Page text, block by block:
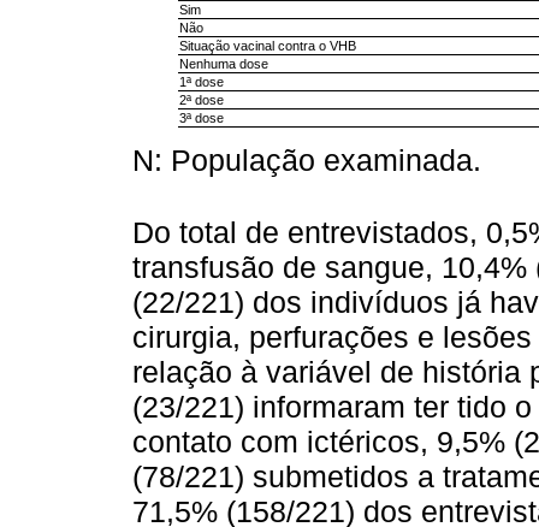
Sim
Não
Situação vacinal contra o VHB
Nenhuma dose
1ª dose
2ª dose
3ª dose
N: População examinada.
Do total de entrevistados,
transfusão de sangue,
(22/221) dos indivíduos já
cirurgia, perfurações e
relação à variável de história
(23/221) informaram ter tido
contato com ictéricos, 9,5%
(78/221) submetidos a
71,5% (158/221) dos